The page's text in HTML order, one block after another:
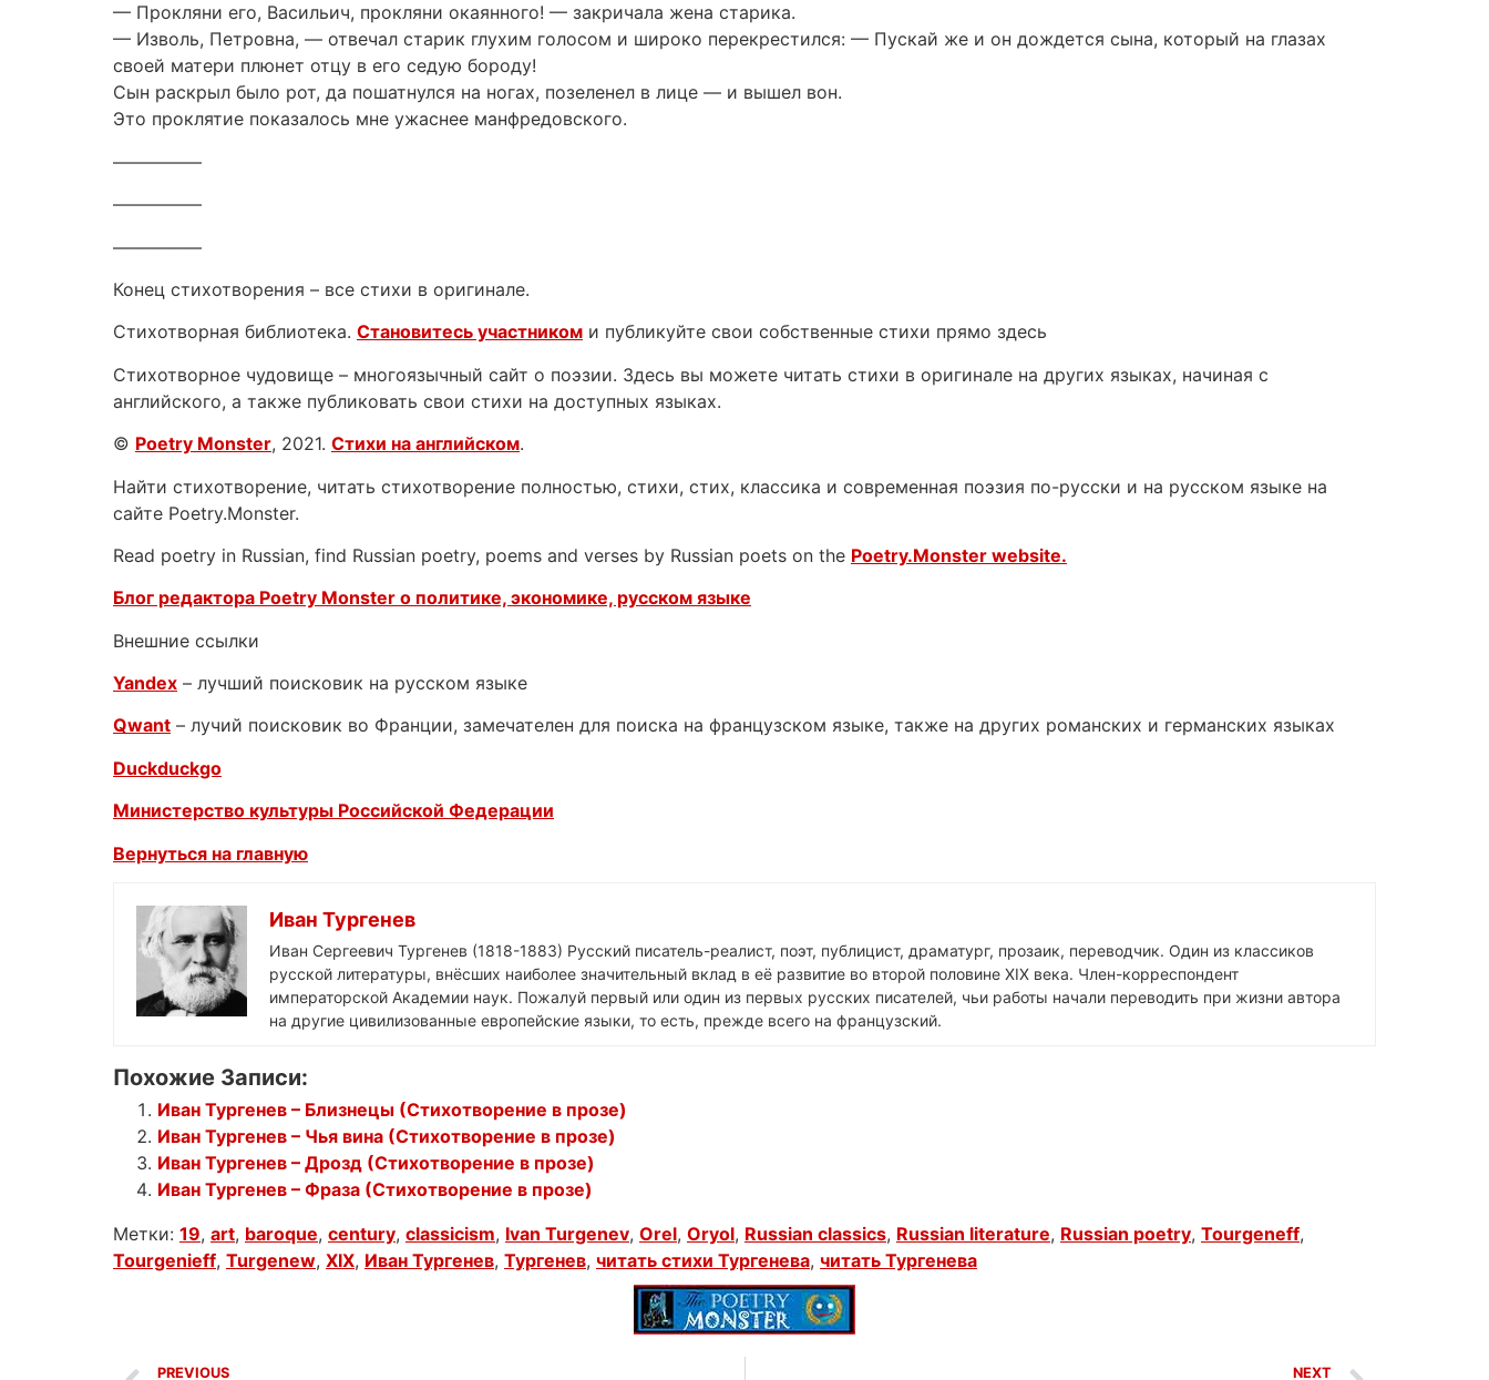
— Прокляни его, Васильич, прокляни окаянного! — закричала жена старика.
— Изволь, Петровна, — отвечал старик глухим голосом и широко перекрестился: — Пускай же и он дождется сына, который на глазах
своей матери плюнет отцу в его седую бороду!
Сын раскрыл было рот, да пошатнулся на ногах, позеленел в лице — и вышел вон.
Это проклятие показалось мне ужаснее манфредовского.
—————
—————
—————
Конец стихотворения – все стихи в оригинале.
Стихотворная библиотека. Становитесь участником и публикуйте свои собственные стихи прямо здесь
Стихотворное чудовище – многоязычный сайт о поэзии. Здесь вы можете читать стихи в оригинале на других языках, начиная с
английского, а также публиковать свои стихи на доступных языках.
© Poetry Monster, 2021. Стихи на английском.
Найти стихотворение, читать стихотворение полностью, стихи, стих, классика и современная поэзия по-русски и на русском языке на
сайте Poetry.Monster.
Read poetry in Russian, find Russian poetry, poems and verses by Russian poets on the Poetry.Monster website.
Блог редактора Poetry Monster о политике, экономике, русском языке
Внешние ссылки
Yandex – лучший поисковик на русском языке
Qwant – лучий поисковик во Франции, замечателен для поиска на французском языке, также на других романских и германских языках
Duckduckgo
Министерство культуры Российской Федерации
Вернуться на главную
Иван Тургенев
Иван Сергеевич Тургенев (1818-1883) Русский писатель-реалист, поэт, публицист, драматург, прозаик, переводчик. Один из классиков
русской литературы, внёсших наиболее значительный вклад в её развитие во второй половине XIX века. Член-корреспондент
императорской Академии наук. Пожалуй первый или один из первых русских писателей, чьи работы начали переводить при жизни автора
на другие цивилизованные европейские языки, то есть, прежде всего на французский.
Похожие Записи:
Иван Тургенев – Близнецы (Стихотворение в прозе)
Иван Тургенев – Чья вина (Стихотворение в прозе)
Иван Тургенев – Дрозд (Стихотворение в прозе)
Иван Тургенев – Фраза (Стихотворение в прозе)
Метки: 19, art, baroque, century, classicism, Ivan Turgenev, Orel, Oryol, Russian classics, Russian literature, Russian poetry, Tourgeneff,
Tourgenieff, Turgenew, XIX, Иван Тургенев, Тургенев, читать стихи Тургенева, читать Тургенева
PREVIOUS NEXT